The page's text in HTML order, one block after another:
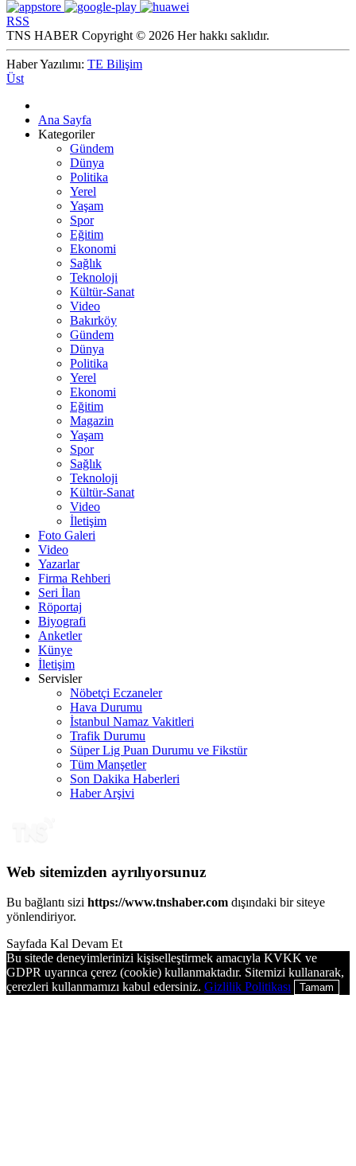
RSS
TNS HABER Copyright © 2026 Her hakkı saklıdır.
Haber Yazılımı: TE Bilişim
Üst
Ana Sayfa
Kategoriler
Gündem
Dünya
Politika
Yerel
Yaşam
Spor
Eğitim
Ekonomi
Sağlık
Teknoloji
Kültür-Sanat
Video
Bakırköy
Gündem
Dünya
Politika
Yerel
Ekonomi
Eğitim
Magazin
Yaşam
Spor
Sağlık
Teknoloji
Kültür-Sanat
Video
İletişim
Foto Galeri
Video
Yazarlar
Firma Rehberi
Seri İlan
Röportaj
Biyografi
Anketler
Künye
İletişim
Servisler
Nöbetçi Eczaneler
Hava Durumu
İstanbul Namaz Vakitleri
Trafik Durumu
Süper Lig Puan Durumu ve Fikstür
Tüm Manşetler
Son Dakika Haberleri
Haber Arşivi
Web sitemizden ayrılıyorsunuz
Bu bağlantı sizi https://www.tnshaber.com dışındaki bir siteye
yönlendiriyor.
Sayfada Kal Devam Et
Bu sitede deneyimlerinizi kişiselleştirmek amacıyla KVKK ve
GDPR uyarınca çerez (cookie) kullanmaktadır. Sitemizi kullanarak,
çerezleri kullanmamızı kabul edersiniz. Gizlilik Politikası Tamam